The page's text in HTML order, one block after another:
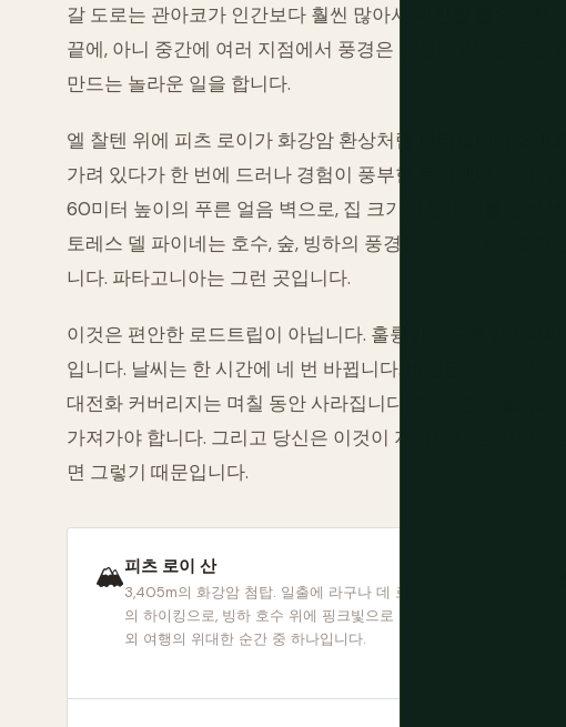
갈 도로는 관아코가 인간보다 훨씬 많아서 계산할 필요조차
끝에, 아니 중간에 여러 지점에서 풍경은 당신이 8시간 동안
만드는 놀라운 일을 합니다.
엘 찰텐 위에 피츠 로이가 화강암 환상처럼 나타납니다:
가려 있다가 한 번에 드러나 경험이 풍부한 등산객이 중간
60미터 높이의 푸른 얼음 벽으로, 집 크기의 덩어리를 청록
토레스 델 파이네는 호수, 숲, 빙하의 풍경 위에 세 개의 화
니다. 파타고니아는 그런 곳입니다.
이것은 편안한 로드트립이 아닙니다. 훌륭한 로드트립입니
입니다. 날씨는 한 시간에 네 번 바뀝니다. 바람은 여행의 특
대전화 커버리지는 며칠 동안 사라집니다. 추가 연료, 물, 음
가져가야 합니다. 그리고 당신은 이것이 지금까지 한 가장
면 그렇기 때문입니다.
🏔피츠 로이 산
3,405m의 화강암 첨탑. 일출에 라구나 데 로스 트레스까지
의 하이킹으로, 빙하 호수 위에 핑크빛으로 빛나는 탑은 야
외 여행의 위대한 순간 중 하나입니다.